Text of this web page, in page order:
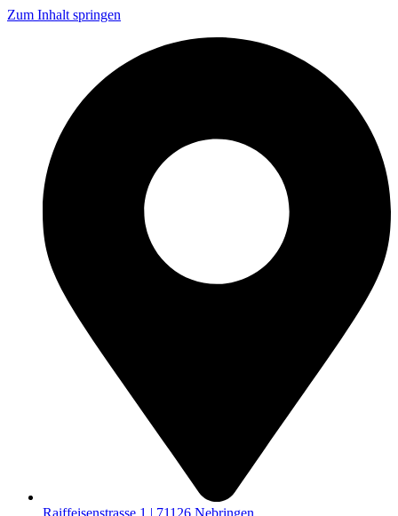
Zum Inhalt springen
Raiffeisenstrasse 1 | 71126 Nebringen